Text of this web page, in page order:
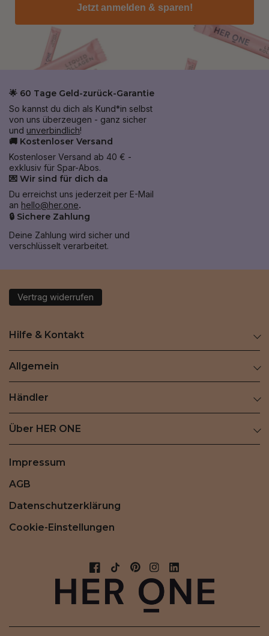
Jetzt anmelden & sparen!
🌟 60 Tage Geld-zurück-Garantie
So kannst du dich als Kund*in selbst
von uns überzeugen - ganz sicher
und unverbindlich!
🚚 Kostenloser Versand
Kostenloser Versand ab 40 € -
exklusiv für Spar-Abos.
💌 Wir sind für dich da
Du erreichst uns jederzeit per E-Mail
an hello@her.one.
🔒 Sichere Zahlung
Deine Zahlung wird sicher und
verschlüsselt verarbeitet.
Vertrag widerrufen
Hilfe & Kontakt
Allgemein
Händler
Über HER ONE
Impressum
AGB
Datenschutzerklärung
Cookie-Einstellungen